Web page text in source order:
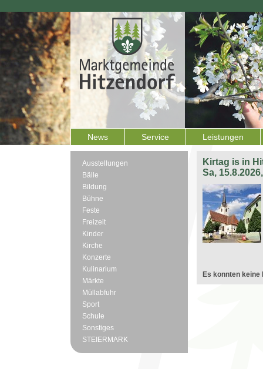
News Service Leistungen
Ausstellungen
Bälle
Bildung
Bühne
Feste
Freizeit
Kinder
Kirche
Konzerte
Kulinarium
Märkte
Müllabfuhr
Sport
Schule
Sonstiges
STEIERMARK
Kirtag is in
Sa,
Es konnten keine